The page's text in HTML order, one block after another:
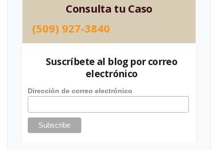
Consulta tu Caso
(509) 927-3840
Suscríbete al blog por correo
electrónico
Dirección de correo electrónico